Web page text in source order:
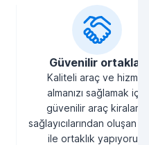
Güvenilir ortaklar
Kaliteli araç ve hizmet
almanızı sağlamak için
güvenilir araç kiralama
sağlayıcılarından oluşan
ile ortaklık yapıyoruz.